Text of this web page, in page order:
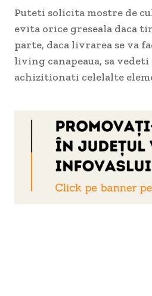
Puteti solicita mostre de
evita orice greseala daca
parte, daca livrarea se va
living canapeaua, sa
achizitionati celelalte